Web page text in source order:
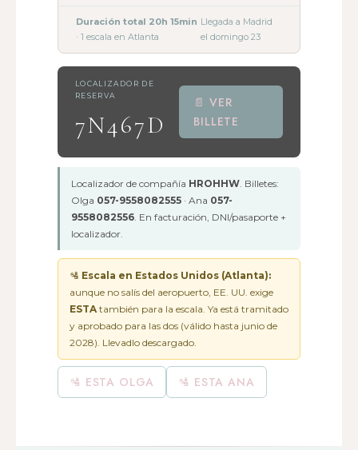
Duración total 20h 15min
· 1 escala en Atlanta
Llegada a Madrid
el domingo 23
LOCALIZADOR DE
RESERVA
7N467D
📄 VER
BILLETE
Localizador de compañía HROHHW. Billetes:
Olga 057-9558082555 · Ana 057-
9558082556. En facturación, DNI/pasaporte +
localizador.
🛂 Escala en Estados Unidos (Atlanta):
aunque no salís del aeropuerto, EE. UU. exige
ESTAtambién para la escala. Ya está tramitado
y aprobado para las dos (válido hasta junio de
2028). Llevadlo descargado.
🛂 ESTA OLGA 🛂 ESTA ANA